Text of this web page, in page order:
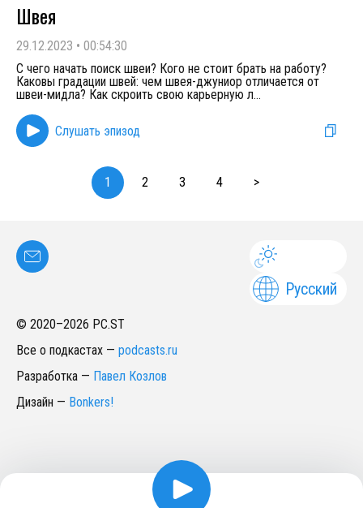
Швея
29.12.2023 • 00:54:30
С чего начать поиск швеи? Кого не стоит брать на работу?
Каковы градации швей: чем швея-джуниор отличается от
швеи-мидла? Как скроить свою карьерную л...
Слушать эпизод
1 2 3 4 >
Русский
© 2020–2026 PC.ST
Все о подкастах — podcasts.ru
Разработка — Павел Козлов
Дизайн — Bonkers!